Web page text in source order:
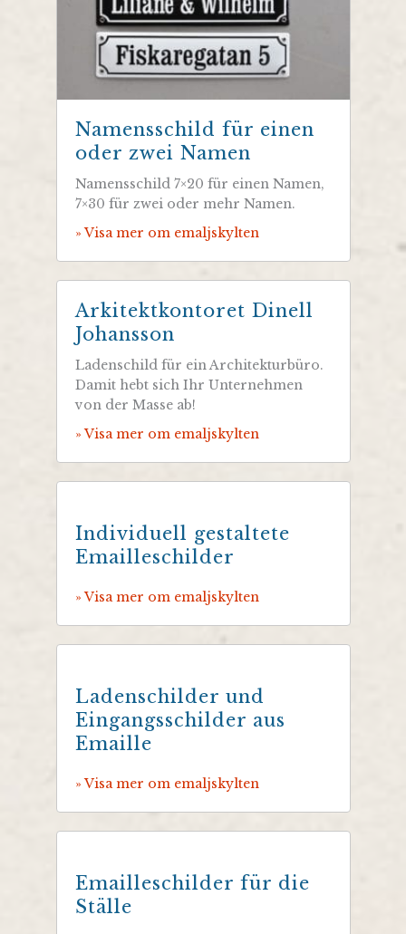
Namensschild für einen
oder zwei Namen
Namensschild 7×20 für einen Namen,
7×30 für zwei oder mehr Namen.
» Visa mer om emaljskylten
Arkitektkontoret Dinell
Johansson
Ladenschild für ein Architekturbüro.
Damit hebt sich Ihr Unternehmen
von der Masse ab!
» Visa mer om emaljskylten
Individuell gestaltete
Emailleschilder
» Visa mer om emaljskylten
Ladenschilder und
Eingangsschilder aus
Emaille
» Visa mer om emaljskylten
Emailleschilder für die
Ställe